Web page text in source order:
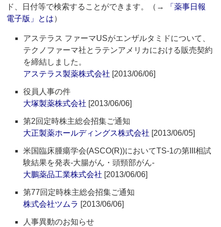
ド、日付等で検索することができます。（→
「薬事日報
電子版」とは）
アステラス ファーマUSがエンザルタミドについて、
テクノファーマ社とラテンアメリカにおける販売契約
を締結しました。
アステラス製薬株式会社 [2013/06/06]
役員人事の件
大塚製薬株式会社 [2013/06/06]
第2回定時株主総会招集ご通知
大正製薬ホールディングス株式会社 [2013/06/05]
米国臨床腫瘍学会(ASCO(R))においてTS-1の第III相試
験結果を発表‐大腸がん・頭頸部がん‐
大鵬薬品工業株式会社 [2013/06/06]
第77回定時株主総会招集ご通知
株式会社ツムラ [2013/06/06]
人事異動のお知らせ